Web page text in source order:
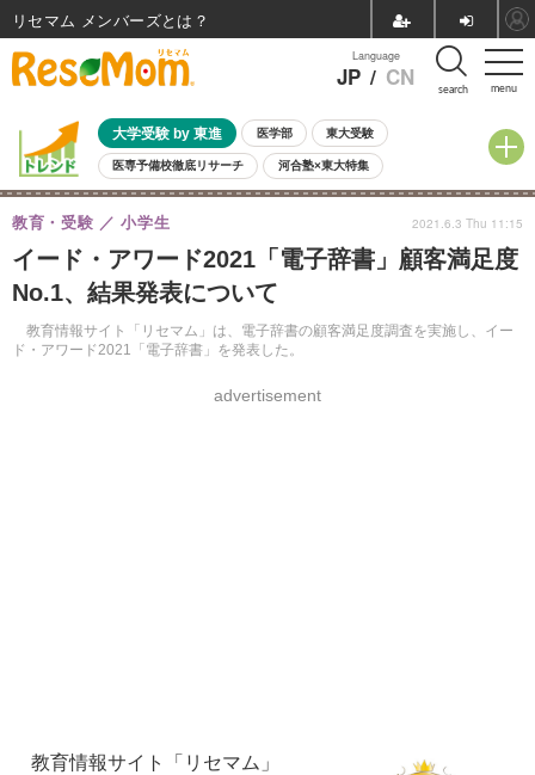
menu
Language
JP / CN search
大学受験 by 東進 医学部 東大受験
医専予備校徹底リサーチ 河合塾×東大特集
親子で考える大学選び 高校受験 中学受験 小学校受験
共通テスト 夏休み
8月開催イベント・WS 全国公立高校 過去問 人気記事
自由研究教材（小学生向け） 自由研究教材（中学生向け）
イード・アワード2021「電子辞書」顧客満足度
No.1、結果発表について
教育情報サイト「リセマム」は、電子辞書の顧客満足度調査を実施し、イー
ド・アワード2021「電子辞書」を発表した。
教育・受験 小学生
advertisement
2021.6.3 Thu 11:15
教育情報サイト「リセマム」
リセマム メンバーズ